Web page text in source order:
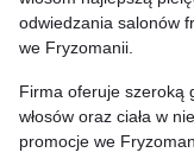
odwiedzania salonów
we Fryzomanii.
Firma oferuje szeroką
włosów oraz ciała w
promocje we